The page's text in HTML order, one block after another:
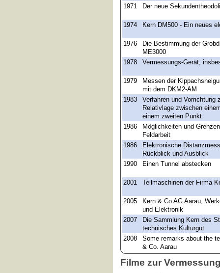
1971
Der neue
1974 Kern DM500 - Ein neues
1976
Die Bestimmung der
ME3000
1978
Vermessungs-Gerät,
1979
Messen der
mit dem DKM2-AM
1983
Verfahren und Vorrichtung
Relativlage zwischen
einem zweiten Punkt
1986
Möglichkeiten und
Feldarbeit
1986
Elektronische
Rückblick und Ausblick
1990
Einen Tunnel abstecken
2001 Teilmaschinen der Firma
2005
Kern & Co AG Aarau,
und Elektronik
2007
Die Sammlung Kern des
technisches Kulturgut
2008
Some remarks about the
& Co. Aarau
Filme zur